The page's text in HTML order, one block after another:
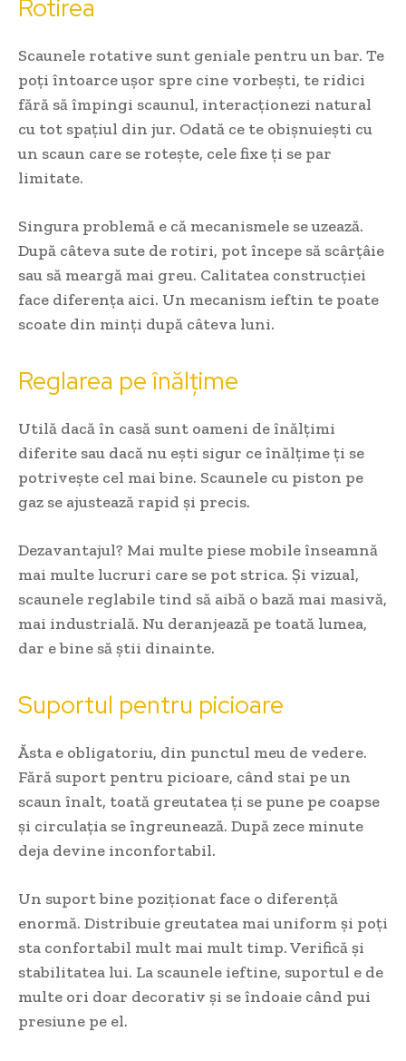
Rotirea
Scaunele rotative sunt geniale pentru un bar. Te
poți întoarce ușor spre cine vorbești, te ridici
fără să împingi scaunul, interacționezi natural
cu tot spațiul din jur. Odată ce te obișnuiești cu
un scaun care se rotește, cele fixe ți se par
limitate.
Singura problemă e că mecanismele se uzează.
După câteva sute de rotiri, pot începe să scârțâie
sau să meargă mai greu. Calitatea construcției
face diferența aici. Un mecanism ieftin te poate
scoate din minți după câteva luni.
Reglarea pe înălțime
Utilă dacă în casă sunt oameni de înălțimi
diferite sau dacă nu ești sigur ce înălțime ți se
potrivește cel mai bine. Scaunele cu piston pe
gaz se ajustează rapid și precis.
Dezavantajul? Mai multe piese mobile înseamnă
mai multe lucruri care se pot strica. Și vizual,
scaunele reglabile tind să aibă o bază mai masivă,
mai industrială. Nu deranjează pe toată lumea,
dar e bine să știi dinainte.
Suportul pentru picioare
Ăsta e obligatoriu, din punctul meu de vedere.
Fără suport pentru picioare, când stai pe un
scaun înalt, toată greutatea ți se pune pe coapse
și circulația se îngreunează. După zece minute
deja devine inconfortabil.
Un suport bine poziționat face o diferență
enormă. Distribuie greutatea mai uniform și poți
sta confortabil mult mai mult timp. Verifică și
stabilitatea lui. La scaunele ieftine, suportul e de
multe ori doar decorativ și se îndoaie când pui
presiune pe el.